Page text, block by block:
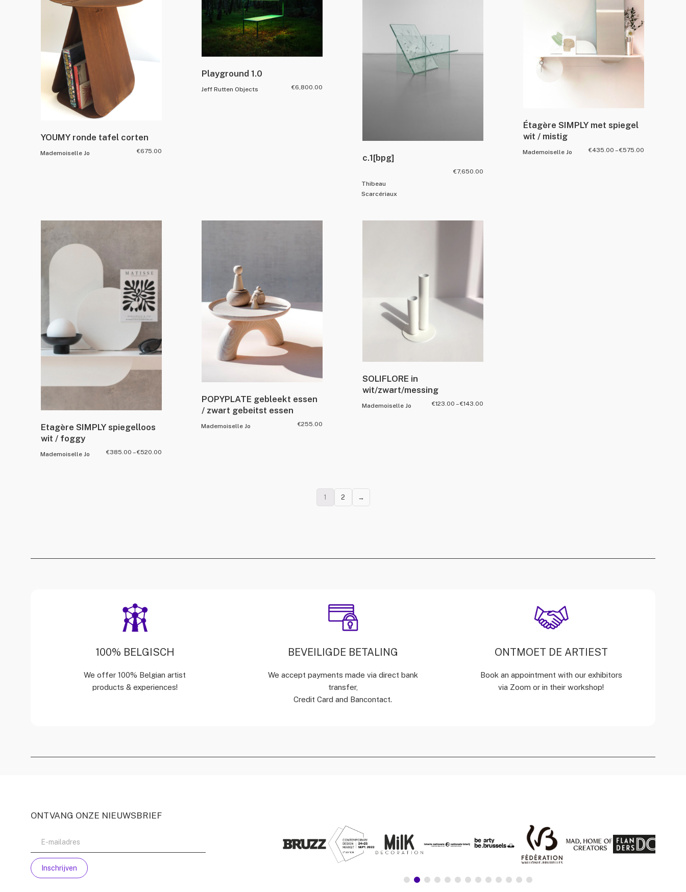
YOUMY ronde tafel corten
Mademoiselle Jo €675.00
Playground 1.0
Jeff Rutten Objects €6,800.00
c.1[bpg]
Thibeau
Scarcériaux
€7,650.00
Étagère SIMPLY met spiegel
wit / mistig
Mademoiselle Jo €435.00 –€575.00
Etagère SIMPLY spiegelloos
wit / foggy
Mademoiselle Jo €385.00 –€520.00
POPYPLATE gebleekt essen
/ zwart gebeitst essen
Mademoiselle Jo €255.00
SOLIFLORE in
wit/zwart/messing
Mademoiselle Jo €123.00 –€143.00
1 2 →
100% BELGISCH
We offer 100% Belgian artist
products & experiences!
BEVEILIGDE BETALING
We accept payments made via direct bank
transfer,
Credit Card and Bancontact.
ONTMOET DE ARTIEST
Book an appointment with our exhibitors
via Zoom or in their workshop!
ONTVANG ONZE NIEUWSBRIEF